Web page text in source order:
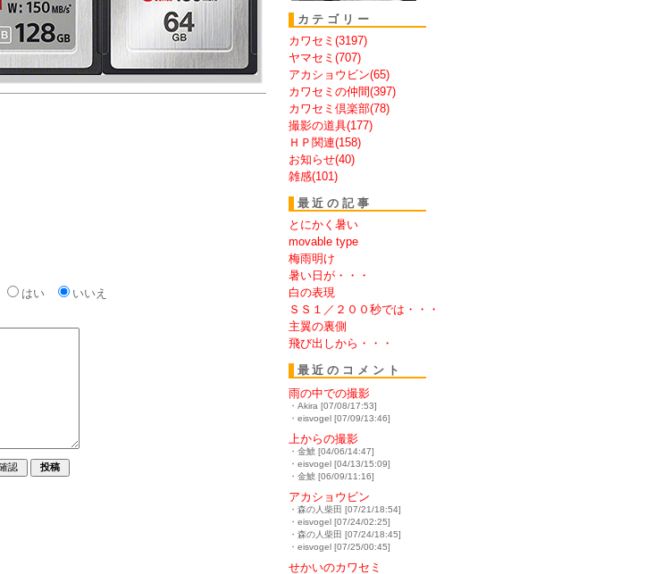
はい
いいえ
カテゴリー
カワセミ(3197)
ヤマセミ(707)
アカショウビン(65)
カワセミの仲間(397)
カワセミ倶楽部(78)
撮影の道具(177)
ＨＰ関連(158)
お知らせ(40)
雑感(101)
最近の記事
とにかく暑い
movable type
梅雨明け
暑い日が・・・
白の表現
ＳＳ１／２００秒では・・・
主翼の裏側
飛び出しから・・・
最近のコメント
雨の中での撮影
・Akira [07/08/17:53]
・eisvogel [07/09/13:46]
上からの撮影
・金鯱 [04/06/14:47]
・eisvogel [04/13/15:09]
・金鯱 [06/09/11:16]
アカショウビン
・森の人柴田 [07/21/18:54]
・eisvogel [07/24/02:25]
・森の人柴田 [07/24/18:45]
・eisvogel [07/25/00:45]
せかいのカワセミ